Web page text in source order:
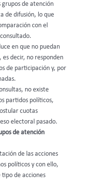
grupos de atención
de difusión, lo que
con el
en que no puedan
es decir, no responden
de participación y, por
no existe
partidos políticos,
cuotas
electoral pasado.
de atención
de las acciones
políticos y con ello,
de acciones